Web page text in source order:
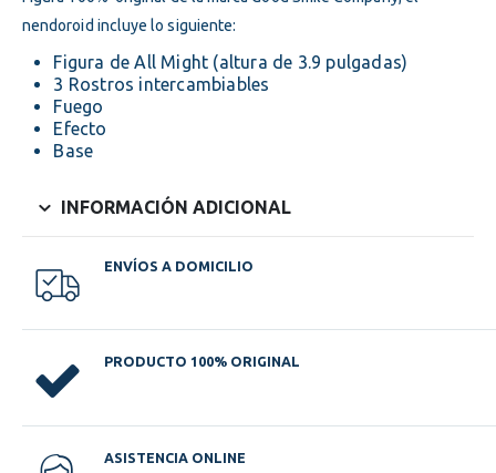
nendoroid incluye lo siguiente:
Figura de All Might (altura de 3.9 pulgadas)
3 Rostros intercambiables
Fuego
Efecto
Base
INFORMACIÓN ADICIONAL
ENVÍOS A DOMICILIO
PRODUCTO 100% ORIGINAL
ASISTENCIA ONLINE